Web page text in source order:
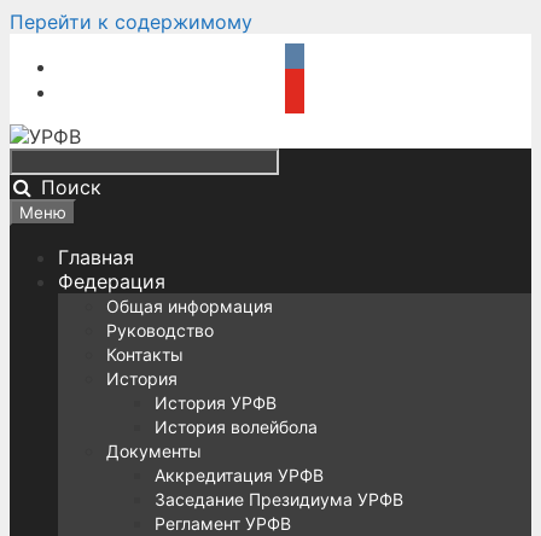
Перейти к содержимому
Поиск
Меню
Главная
Федерация
Общая информация
Руководство
Контакты
История
История УРФВ
История волейбола
Документы
Аккредитация УРФВ
Заседание Президиума УРФВ
Регламент УРФВ